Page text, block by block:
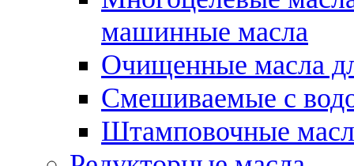
машинные масла
Очищенные масла
Смешиваемые с
Штамповочные